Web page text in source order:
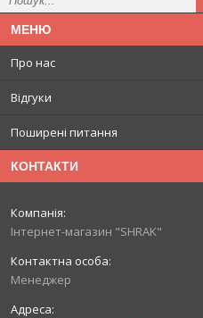
Про нас
Відгуки
Поширені питання
КОНТАКТИ
Інтернет-магазин "SHRAK"
Менеджер